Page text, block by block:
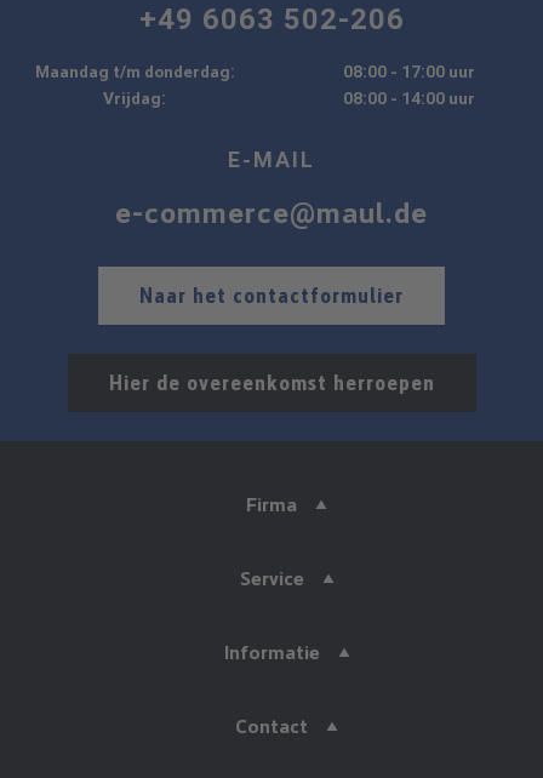
+49 6063 502-206
Maandag t/m donderdag:
08:00 - 17:00 uur
Vrijdag:
08:00 - 14:00 uur
E-MAIL
e-commerce@maul.de
Naar het contactformulier
Hier de overeenkomst herroepen
Firma
Service
Informatie
Contact